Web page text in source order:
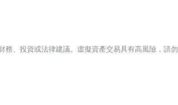
、投資或法律建議。虛擬資產交易具有高風險，請勿